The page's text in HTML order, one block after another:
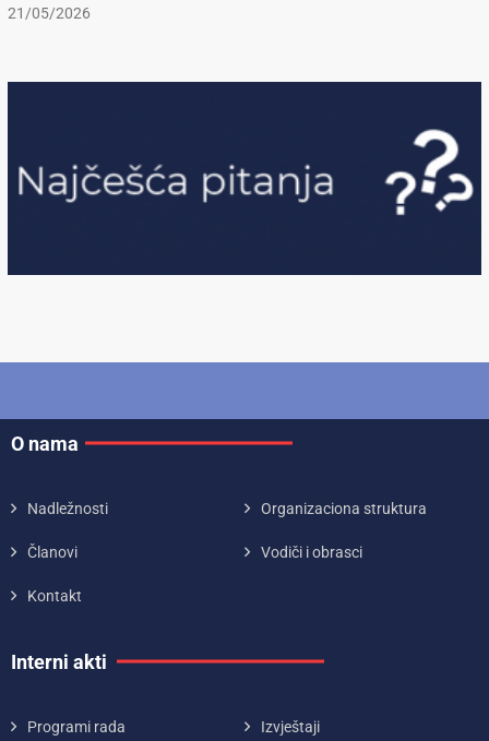
21/05/2026
O nama
Nadležnosti Organizaciona struktura
Članovi Vodiči i obrasci
Kontakt
Interni akti
Programi rada Izvještaji